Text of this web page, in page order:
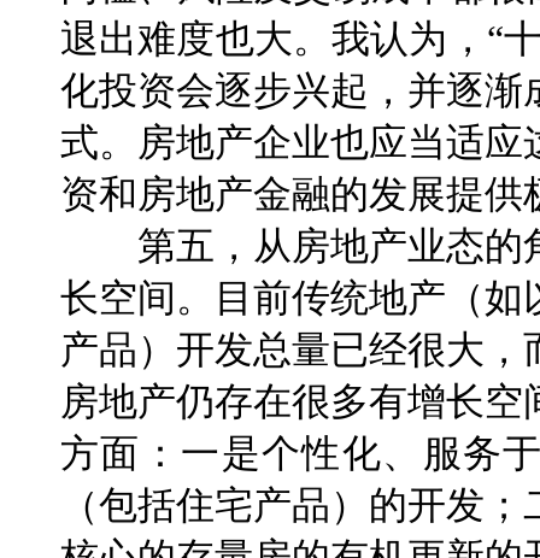
退出难度也大。我认为，“
化投资会逐步兴起，并逐
式。房地产企业也应当适
资和房地产金融的发展提
第五，从房地产业态的
长空间。目前传统地产（
产品）开发总量已经很大
房地产仍存在很多有增长
方面：一是个性化、服务
（包括住宅产品）的开发